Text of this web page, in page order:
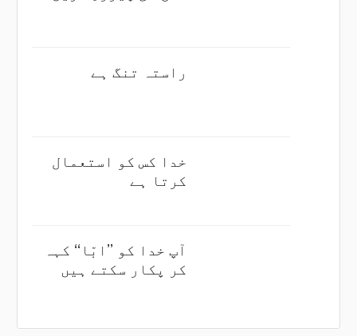
راستہ تنگ ہے
خدا کس کو استعمال
کرتا ہے
آپ خدا کو ’’ابّا‘‘ کہہ
کر پکار سکتے ہیں